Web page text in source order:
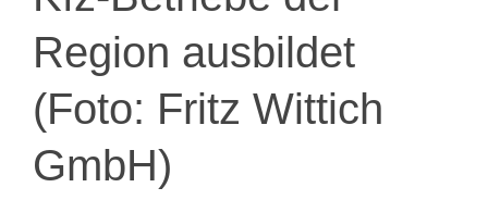
Region ausbildet
(Foto: Fritz Wittich
GmbH)